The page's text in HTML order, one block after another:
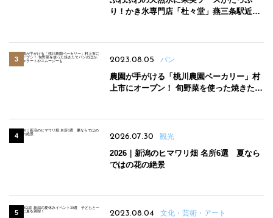
り！かき氷専門店「杜々堂」燕三条駅近く
2023.08.05 パン
農園が手がける「桃川農園ベーカリー」村
上市にオープン！ 旬野菜を使った焼きたて
2026.07.30 観光
2026｜新潟のヒマワリ畑 名所6選 夏なら
ではの花の絶景
2023.08.04 文化・芸術・アート